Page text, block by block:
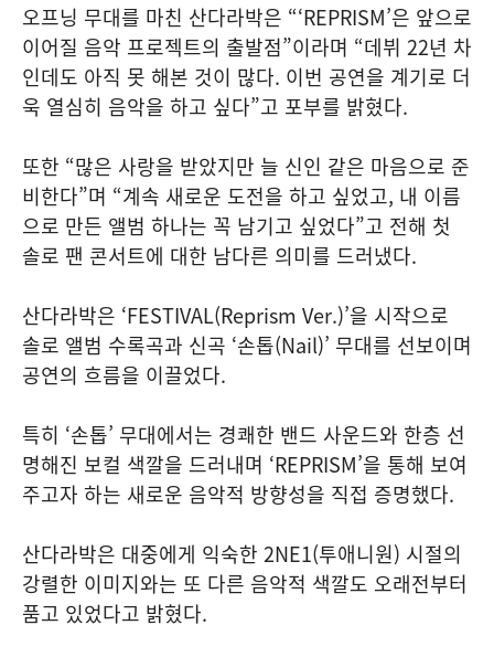
오프닝 무대를 마친 산다라박은 “‘REPRISM’은 앞으로
이어질 음악 프로젝트의 출발점”이라며 “데뷔 22년 차
인데도 아직 못 해본 것이 많다. 이번 공연을 계기로 더
욱 열심히 음악을 하고 싶다”고 포부를 밝혔다.
또한 “많은 사랑을 받았지만 늘 신인 같은 마음으로 준
비한다”며 “계속 새로운 도전을 하고 싶었고, 내 이름
으로 만든 앨범 하나는 꼭 남기고 싶었다”고 전해 첫
솔로 팬 콘서트에 대한 남다른 의미를 드러냈다.
산다라박은 ‘FESTIVAL(Reprism Ver.)’을 시작으로
솔로 앨범 수록곡과 신곡 ‘손톱(Nail)’ 무대를 선보이며
공연의 흐름을 이끌었다.
특히 ‘손톱’ 무대에서는 경쾌한 밴드 사운드와 한층 선
명해진 보컬 색깔을 드러내며 ‘REPRISM’을 통해 보여
주고자 하는 새로운 음악적 방향성을 직접 증명했다.
산다라박은 대중에게 익숙한 2NE1(투애니원) 시절의
강렬한 이미지와는 또 다른 음악적 색깔도 오래전부터
품고 있었다고 밝혔다.